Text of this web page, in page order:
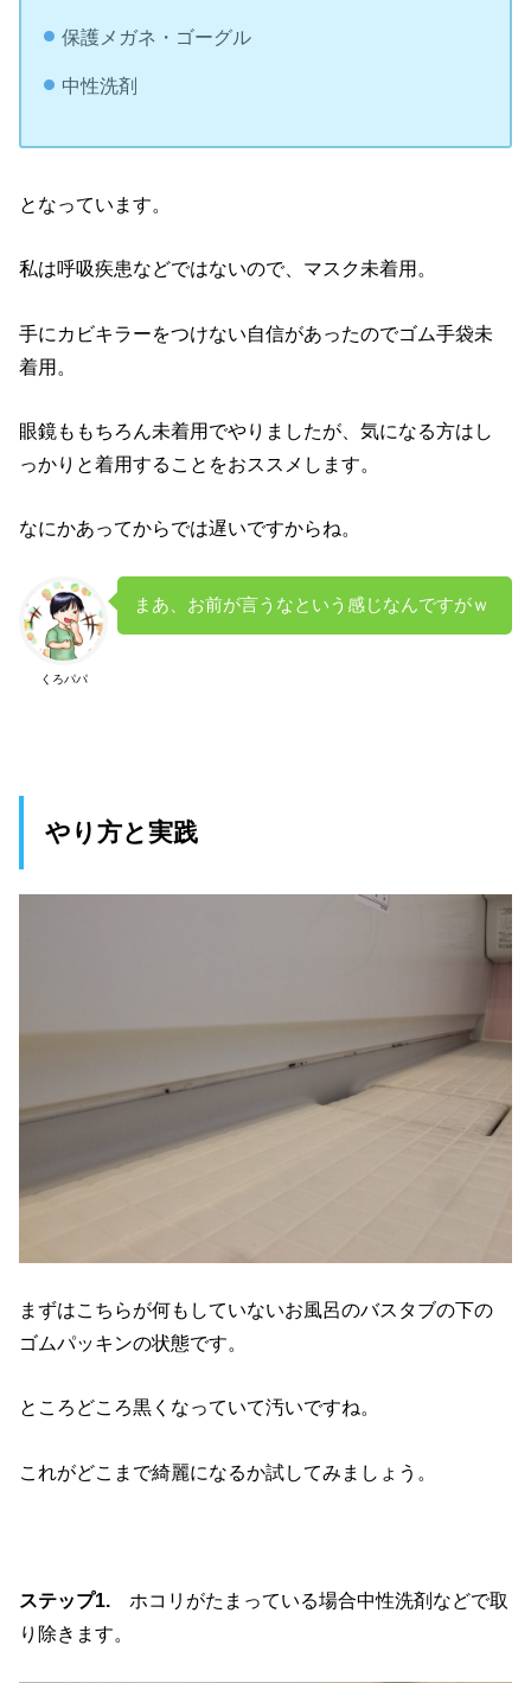
保護メガネ・ゴーグル
中性洗剤
となっています。
私は呼吸疾患などではないので、マスク未着用。
手にカビキラーをつけない自信があったのでゴム手袋未
着用。
眼鏡ももちろん未着用でやりましたが、気になる方はし
っかりと着用することをおススメします。
なにかあってからでは遅いですからね。
くろパパ
まあ、お前が言うなという感じなんですがｗ
やり方と実践
まずはこちらが何もしていないお風呂のバスタブの下の
ゴムパッキンの状態です。
ところどころ黒くなっていて汚いですね。
これがどこまで綺麗になるか試してみましょう。
ステップ1. ホコリがたまっている場合中性洗剤などで取
り除きます。